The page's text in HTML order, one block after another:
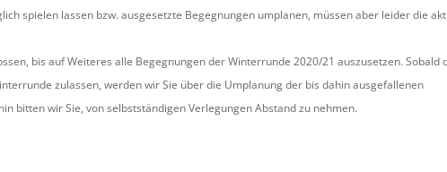
spielen lassen bzw. ausgesetzte Begegnungen umplanen, müssen aber leider die
bis auf Weiteres alle Begegnungen der Winterrunde 2020/21 auszusetzen. Sobald
zulassen, werden wir Sie über die Umplanung der bis dahin ausgefallenen
bitten wir Sie, von selbstständigen Verlegungen Abstand zu nehmen.